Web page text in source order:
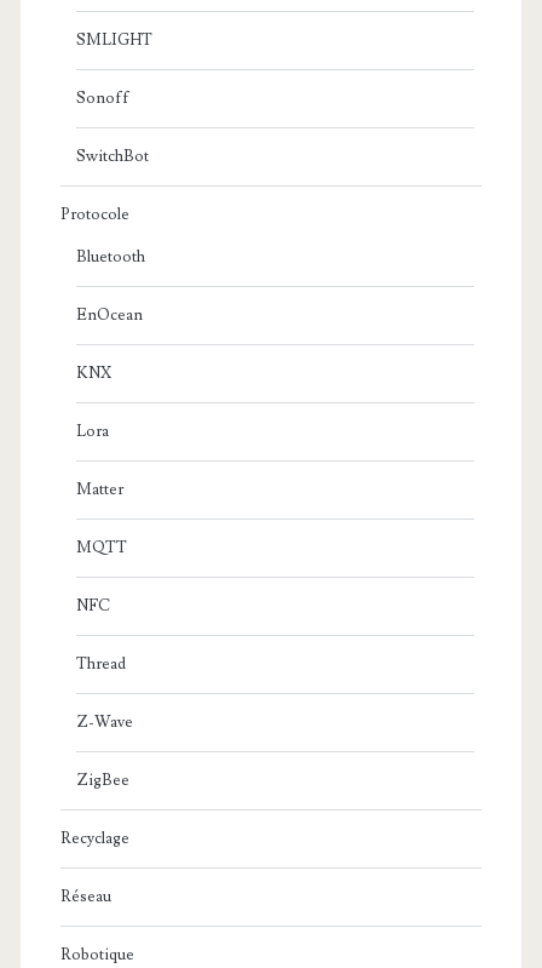
SMLIGHT
Sonoff
SwitchBot
Protocole
Bluetooth
EnOcean
KNX
Lora
Matter
MQTT
NFC
Thread
Z-Wave
ZigBee
Recyclage
Réseau
Robotique